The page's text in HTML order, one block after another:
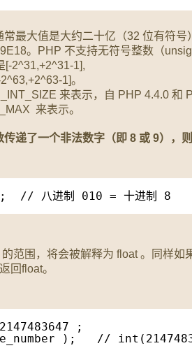
最大值是大约二十亿（32 位有符号
。PHP 不支持无符号整数（
[-2^31,+2^31-1],
1]。
来表示，自 PHP 4.4.0 和
来表示。
传递了一个非法数字（即 8 或 9），
// 八进制 010 = 十进制 8
范围，将会被解释为 float 。同样如
回float。
;
);   //